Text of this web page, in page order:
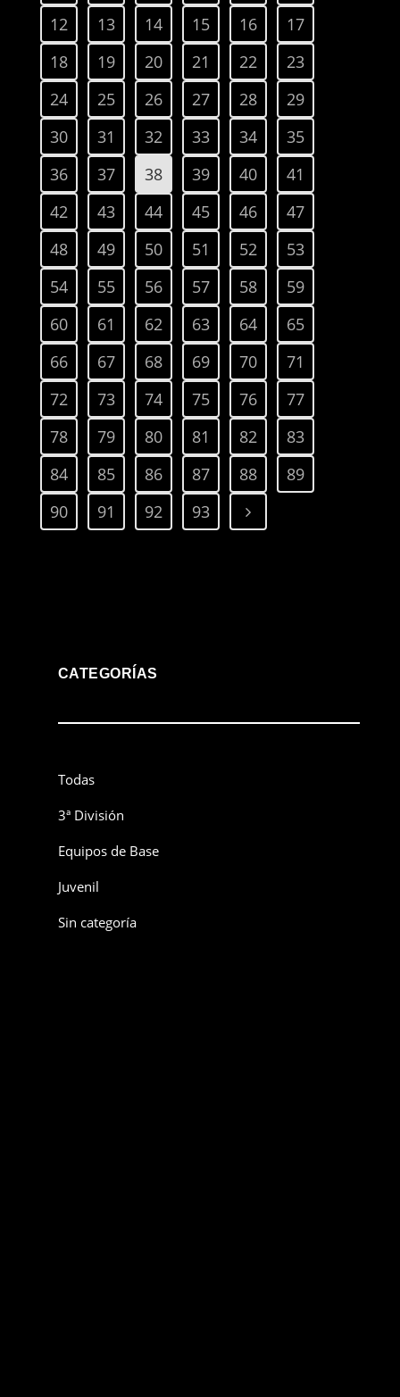
12 13 14 15 16
17
18
19 20 21 22
23
24
25 26 27 28
29
30
31 32 33 34
35
36
37 38 39 40
41
42
43 44 45 46
47
48
49 50 51 52
53
54
55 56 57 58
59
60
61 62 63 64
65
66
67 68 69 70
71
72
73 74 75 76
77
78
79 80 81 82
83
84
85 86 87 88
89
90
91 92 93
CATEGORÍAS
Todas
3ª División
Equipos de Base
Juvenil
Sin categoría